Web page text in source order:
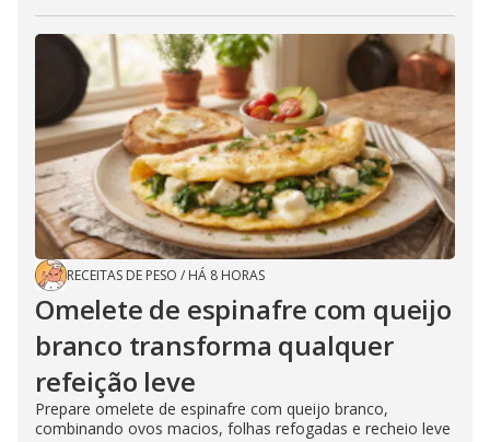
RECEITAS DE PESO / HÁ 8 HORAS
Omelete de espinafre com queijo
branco transforma qualquer
refeição leve
Prepare omelete de espinafre com queijo branco,
combinando ovos macios, folhas refogadas e recheio leve